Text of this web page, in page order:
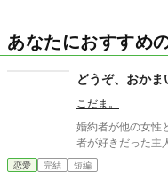
あなたにおすすめ
どうぞ、おかま
こだま。
婚約者が他の女性
者が好きだった主
恋愛 完結 短編